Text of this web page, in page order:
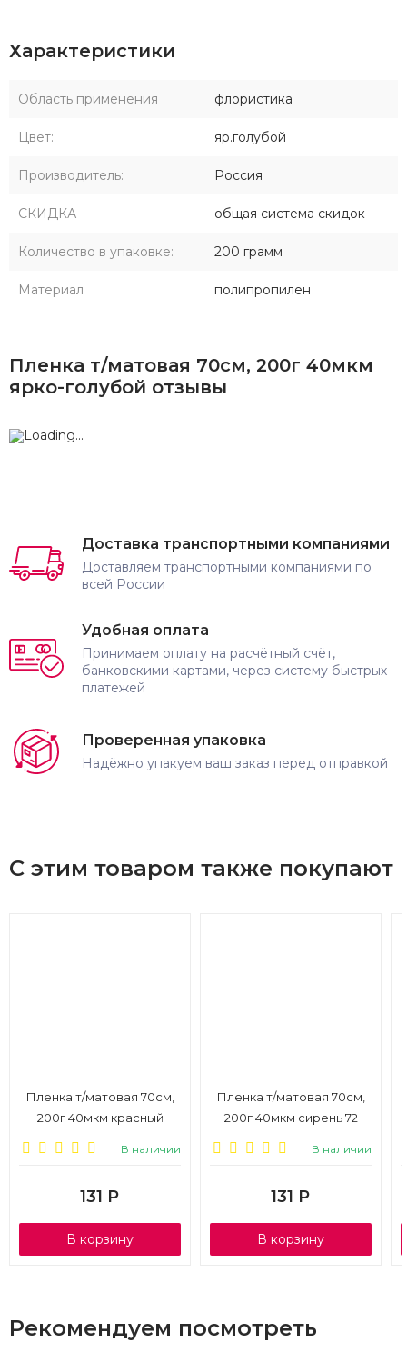
Характеристики
Область применения флористика
Цвет: яр.голубой
Производитель: Россия
СКИДКА общая система скидок
Количество в упаковке: 200 грамм
Материал полипропилен
Пленка т/матовая 70см, 200г 40мкм
ярко-голубой отзывы
Доставка транспортными компаниями
Доставляем транспортными компаниями по
всей России
Удобная оплата
Принимаем оплату на расчётный счёт,
банковскими картами, через систему быстрых
платежей
Проверенная упаковка
Надёжно упакуем ваш заказ перед отправкой
С этим товаром также покупают
Пленка т/матовая 70см,
200г 40мкм красный
В наличии
131 Р
В корзину
Пленка т/матовая 70см,
200г 40мкм сирень 72
В наличии
131 Р
В корзину
Рекомендуем посмотреть